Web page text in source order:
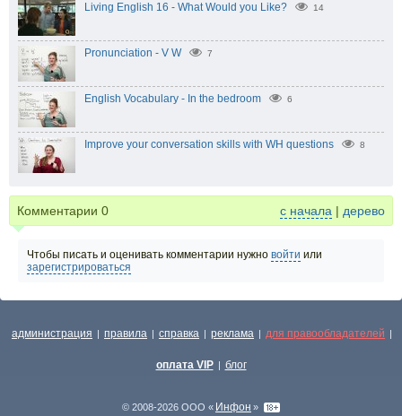
Living English 16 - What Would you Like? 14
Pronunciation - V W 7
English Vocabulary - In the bedroom 6
Improve your conversation skills with WH questions 8
Комментарии 0 с начала | дерево
Чтобы писать и оценивать комментарии нужно войти или
зарегистрироваться
администрация | правила | справка | реклама | для правообладателей |
оплата VIP | блог
© 2008-2026 ООО « Инфон »